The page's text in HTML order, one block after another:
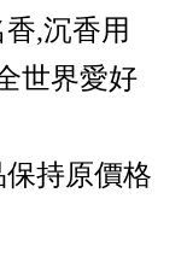
,沉香用
世界愛好
持原價格